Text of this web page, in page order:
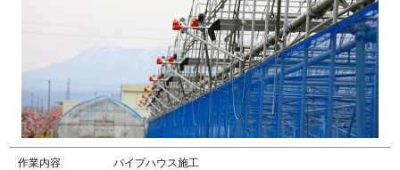
作業内容 パイプハウス施工